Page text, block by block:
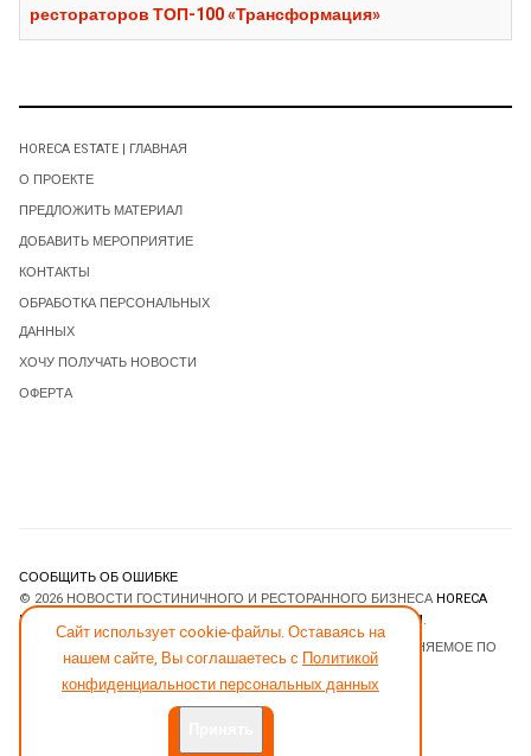
рестораторов ТОП-100 «Трансформация»
Сайт использует cookie-файлы. Оставаясь на
нашем сайте, Вы соглашаетесь с Политикой
конфиденциальности персональных данных
HORECA ESTATE | ГЛАВНАЯ
О ПРОЕКТЕ
ПРЕДЛОЖИТЬ МАТЕРИАЛ
ДОБАВИТЬ МЕРОПРИЯТИЕ
КОНТАКТЫ
ОБРАБОТКА ПЕРСОНАЛЬНЫХ
ДАННЫХ
ХОЧУ ПОЛУЧАТЬ НОВОСТИ
ОФЕРТА
СООБЩИТЬ ОБ ОШИБКЕ
© 2026 НОВОСТИ ГОСТИНИЧНОГО И РЕСТОРАННОГО БИЗНЕСА HORECA
ESTATE
JOOMLART.COM.
- ПРОГРАММНОЕ ОБЕСПЕЧЕНИЕ, РАСПРОСТРАНЯЕМОЕ ПО
ЛИЦЕНЗИИGNU GENERAL PUBLIC LICENSE